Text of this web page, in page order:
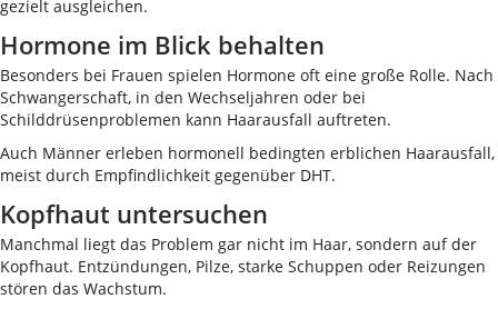
gezielt ausgleichen.
Hormone im Blick behalten
Besonders bei Frauen spielen Hormone oft eine große Rolle. Nach
Schwangerschaft, in den Wechseljahren oder bei
Schilddrüsenproblemen kann Haarausfall auftreten.
Auch Männer erleben hormonell bedingten erblichen Haarausfall,
meist durch Empfindlichkeit gegenüber DHT.
Kopfhaut untersuchen
Manchmal liegt das Problem gar nicht im Haar, sondern auf der
Kopfhaut. Entzündungen, Pilze, starke Schuppen oder Reizungen
stören das Wachstum.